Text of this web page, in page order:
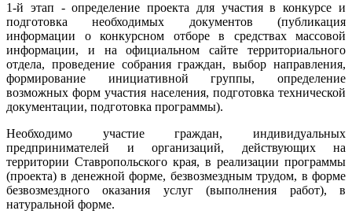
1-й этап - определение проекта для участия в конкурсе и
подготовка необходимых документов (публикация
информации о конкурсном отборе в средствах массовой
информации, и на официальном сайте территориального
отдела, проведение собрания граждан, выбор направления,
формирование инициативной группы, определение
возможных форм участия населения, подготовка технической
документации, подготовка программы).
Необходимо участие граждан, индивидуальных
предпринимателей и организаций, действующих на
территории Ставропольского края, в реализации программы
(проекта) в денежной форме, безвозмездным трудом, в форме
безвозмездного оказания услуг (выполнения работ), в
натуральной форме.